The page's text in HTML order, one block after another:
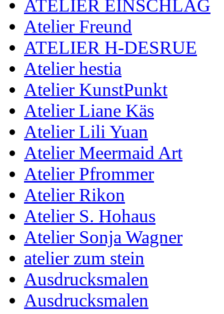
ATELIER EINSCHLAG
Atelier Freund
ATELIER H-DESRUE
Atelier hestia
Atelier KunstPunkt
Atelier Liane Käs
Atelier Lili Yuan
Atelier Meermaid Art
Atelier Pfrommer
Atelier Rikon
Atelier S. Hohaus
Atelier Sonja Wagner
atelier zum stein
Ausdrucksmalen
Ausdrucksmalen